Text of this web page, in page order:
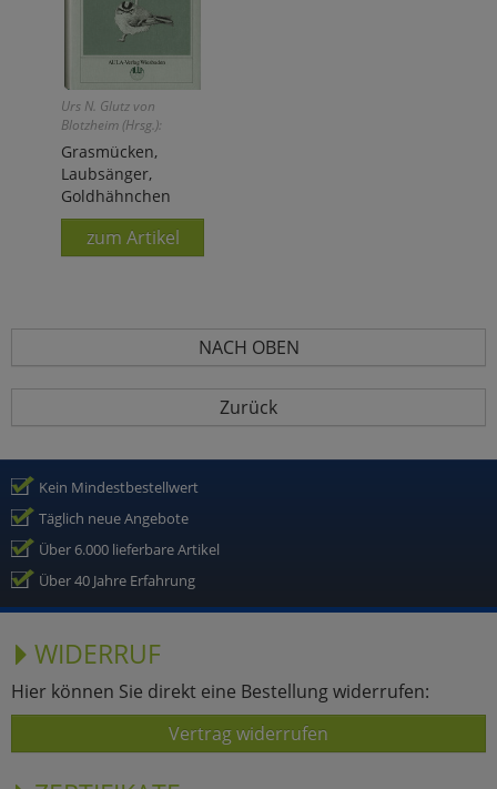
Urs N. Glutz von
Blotzheim (Hrsg.):
Grasmücken,
Laubsänger,
Goldhähnchen
zum Artikel
NACH OBEN
Zurück
Kein Mindestbestellwert
Täglich neue Angebote
Über 6.000 lieferbare Artikel
Über 40 Jahre Erfahrung
WIDERRUF
Hier können Sie direkt eine Bestellung widerrufen:
Vertrag widerrufen